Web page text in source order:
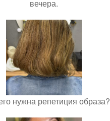
вечера.
нужна репетиция образа?